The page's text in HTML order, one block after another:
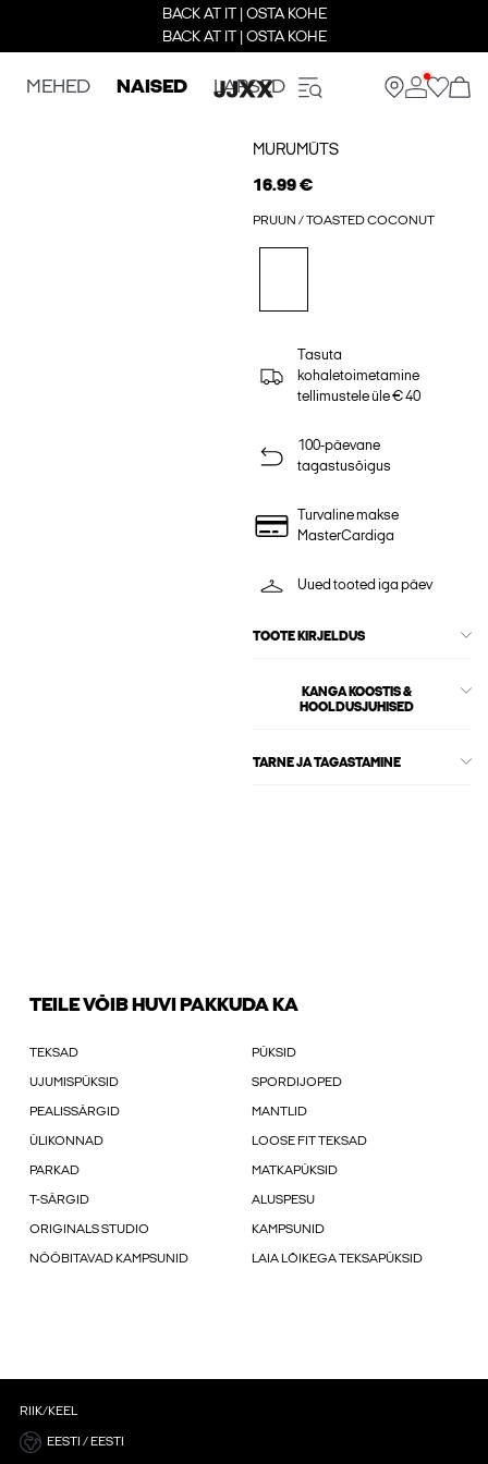
BACK AT IT | OSTA KOHE
BACK AT IT | OSTA KOHE
MEHED NAISED LAPSED
MURUMÜTS
16.99 €
PRUUN / TOASTED COCONUT
Tasuta
kohaletoimetamine
tellimustele üle € 40
100-päevane
tagastusõigus
Turvaline makse
MasterCardiga
Uued tooted iga päev
TOOTE KIRJELDUS
KANGA KOOSTIS &
HOOLDUSJUHISED
TARNE JA TAGASTAMINE
TEILE VÕIB HUVI PAKKUDA KA
TEKSAD PÜKSID
UJUMISPÜKSID SPORDIJOPED
PEALISSÄRGID MANTLID
ÜLIKONNAD LOOSE FIT TEKSAD
PARKAD MATKAPÜKSID
T-SÄRGID ALUSPESU
ORIGINALS STUDIO KAMPSUNID
NÖÖBITAVAD KAMPSUNID LAIA LÕIKEGA TEKSAPÜKSID
RIIK/KEEL
EESTI / EESTI